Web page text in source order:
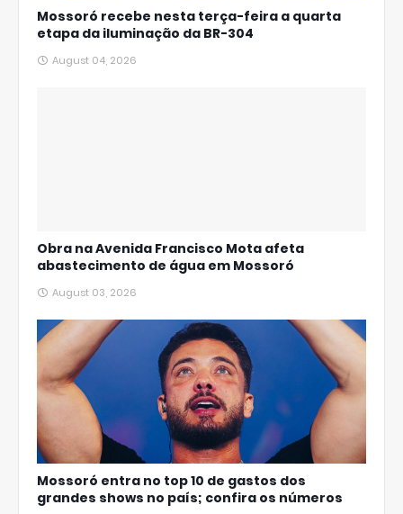
Mossoró recebe nesta terça-feira a quarta
etapa da iluminação da BR-304
August 04, 2026
Obra na Avenida Francisco Mota afeta
abastecimento de água em Mossoró
August 03, 2026
Mossoró entra no top 10 de gastos dos
grandes shows no país; confira os números